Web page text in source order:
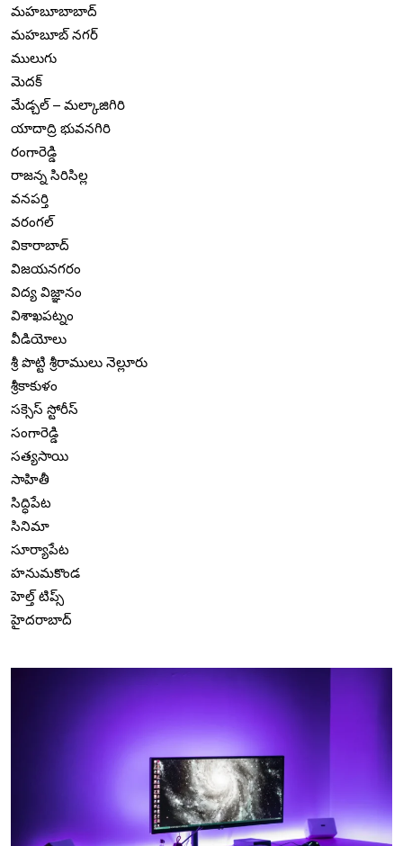
మహబూబాబాద్
మహబూబ్ నగర్
ములుగు
మెదక్
మేడ్చల్ – మల్కాజిగిరి
యాదాద్రి భువనగిరి
రంగారెడ్డి
రాజన్న సిరిసిల్ల
వనపర్తి
వరంగల్
వికారాబాద్
విజయనగరం
విద్య విజ్ఞానం
విశాఖపట్నం
వీడియోలు
శ్రీ పొట్టి శ్రీరాములు నెల్లూరు
శ్రీకాకుళం
సక్సెస్ స్టోరీస్
సంగారెడ్డి
సత్యసాయి
సాహితీ
సిద్ధిపేట
సినిమా
సూర్యాపేట
హనుమకొండ
హెల్త్ టిప్స్
హైదరాబాద్